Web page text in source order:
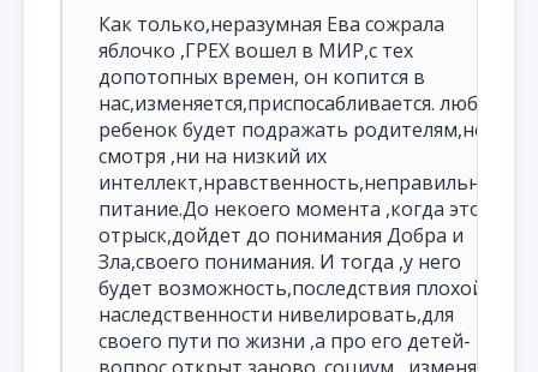
Как только,неразумная Ева сожрала
яблочко ,ГРЕХ вошел в МИР,с тех
допотопных времен, он копится в
нас,изменяется,приспосабливается. любой
ребенок будет подражать родителям,не
смотря ,ни на низкий их
интеллект,нравственность,неправильное
питание.До некоего момента ,когда этот
отрыск,дойдет до понимания Добра и
Зла,своего понимания. И тогда ,у него
будет возможность,последствия плохой
наследственности нивелировать,для
своего пути по жизни ,а про его детей-